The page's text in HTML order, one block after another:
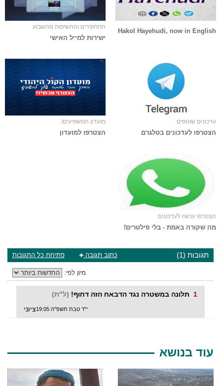
Hakol Hayehudi, now in English
התחקירים והחשיפות מהשבוע
ישירות למייל האישי
עדכונים שוטפים
הצטרפו לעדכונים בטלגרם
מועדון המשפיעים!
הצטרפו למועדון
הצטרפו עכשיו לעדכונים
מה שקורה באמת - בלי פילטרים!
תגובות (1) פתיחת כל התגובות כתוב תגובה
מיון לפי:
תלונה במשטרה נגד הדבאח הזה דחוף! (ל"ת) 1
י"ד טבת תשפ"ה 19:05 ציוני
עוד בנושא